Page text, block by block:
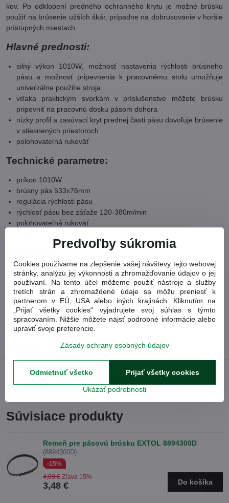
kov. Po odklopení predného ochranného krytu je možné brúsku
použiť na brúsenie užších škár, prípadne na dobrusovanie v horšie
prístupných miestach.
Hlavné prednosti:
silný výkon 1010W, možnosť nastavenia rýchlosti brúsneho
pásu a možnosť pripevnenia k pracovnému stolu umožňuje
univerzálne použitie stroja
vďaka praktickým svorkám v príslušenstve môžete brúsku
pripevniť na pracovnú dosku pásom dohora
nízky profil a zasúvací kryt prednej časti pásu dovoľuje brúsenie
v stiesnených priestoroch
polohovateľná rukoväť
Technické parametre:
príkon 1010W
brúsny pás 533x76mm
regulácia rýchlosti pásu
rýchlosť pásu bez záťaže 120-380m/min
polohovateľná rukoväť
Remeň pre pásovú brúsku EXTOL 8894300D
Tovarové číslo8894300
Recenzie 0
Súvisiace produkty
Remeň pre pásovú brúsku EXTOL 8894300D
(8894300D)
-15%
3,48 €
4,09 € Zľava 15%
Do košíka
Predvoľby súkromia
Cookies používame na zlepšenie vašej návštevy tejto webovej
stránky, analýzu jej výkonnosti a zhromažďovanie údajov o jej
používaní. Na tento účel môžeme použiť nástroje a služby
tretích strán a zhromaždené údaje sa môžu preniesť k
partnerom v EÚ, USA alebo iných krajinách. Kliknutím na
„Prijať všetky cookies“ vyjadrujete svoj súhlas s týmto
spracovaním. Nižšie môžete nájsť podrobné informácie alebo
upraviť svoje preferencie.
Zásady ochrany osobných údajov
Ukázať podrobnosti
Prijať všetky cookies
Odmietnuť všetko